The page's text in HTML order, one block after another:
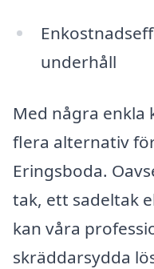
underhåll
Med några enkla
flera alternativ
Eringsboda.
tak, ett sadeltak
kan våra
skräddarsydda